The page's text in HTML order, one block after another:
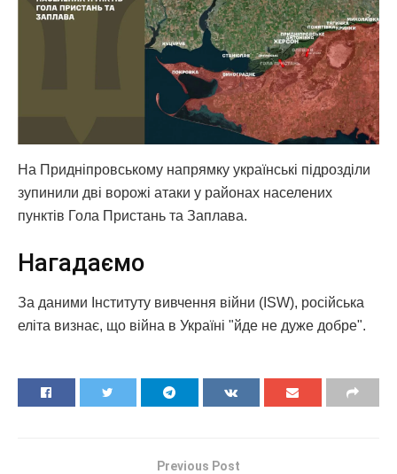
На Придніпровському напрямку українські підрозділи
зупинили дві ворожі атаки у районах населених
пунктів Гола Пристань та Заплава.
Нагадаємо
За даними Інституту вивчення війни (ISW), російська
еліта визнає, що війна в Україні "йде не дуже добре".
Previous Post